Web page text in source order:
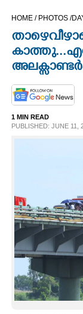
OPINION
PHOTOS
LIFESTYLE
INFO+
ART
ASTRO
HOME / PHOTOS /
1 MIN READ
PUBLISHED: JUNE 11,